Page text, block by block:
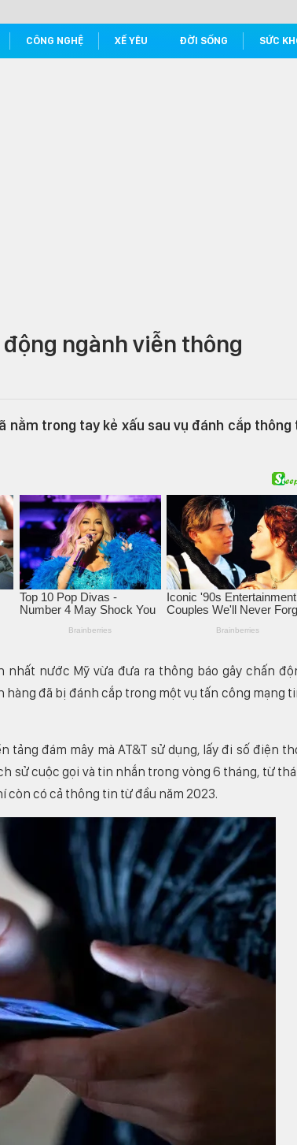
CÔNG NGHỆ XẾ YÊU ĐỜI SỐNG SỨC
ngành viễn thông
nằm trong tay kẻ xấu sau vụ đánh cắp thông
nhất nước Mỹ vừa đưa ra thông báo gây chấn
đã bị đánh cắp trong một vụ tấn công mạng
đám mây mà AT&T sử dụng, lấy đi số điện
sử cuộc gọi và tin nhắn trong vòng 6 tháng, từ
còn có cả thông tin từ đầu năm 2023.